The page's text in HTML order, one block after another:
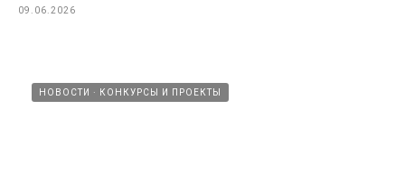
09.06.2026
НОВОСТИ КОНКУРСЫ И ПРОЕКТЫ